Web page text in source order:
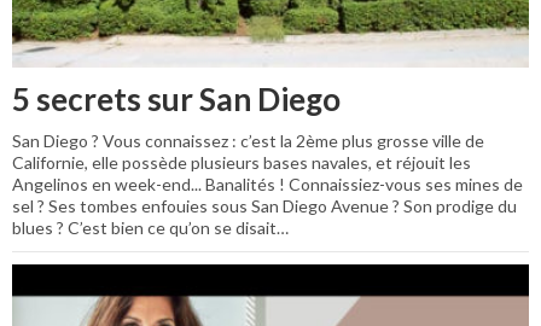
5 secrets sur San Diego
San Diego ? Vous connaissez : c’est la 2ème plus grosse ville de
Californie, elle possède plusieurs bases navales, et réjouit les
Angelinos en week-end... Banalités ! Connaissiez-vous ses mines de
sel ? Ses tombes enfouies sous San Diego Avenue ? Son prodige du
blues ? C’est bien ce qu’on se disait…